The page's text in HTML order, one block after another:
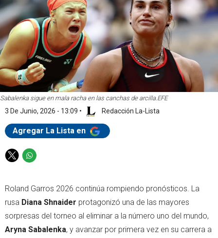
Sabalenka sigue en mala racha en las canchas de arcilla.EFE
3 De Junio, 2026 - 13:09 • Redacción La-Lista
Agregar La Lista en
T
t
t
r
W
t
s
p
p
Roland Garros 2026 continúa rompiendo pronósticos. La
rusa Diana Shnaider protagonizó una de las mayores
sorpresas del torneo al eliminar a la número uno del mundo,
Aryna Sabalenka, y avanzar por primera vez en su carrera a